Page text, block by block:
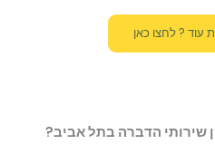
עוד ? לחצו כאן
שירותי הדברה בתל אביב?